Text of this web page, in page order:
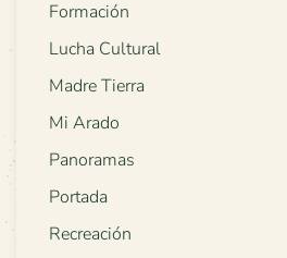
Formación
Lucha Cultural
Madre Tierra
Mi Arado
Panoramas
Portada
Recreación